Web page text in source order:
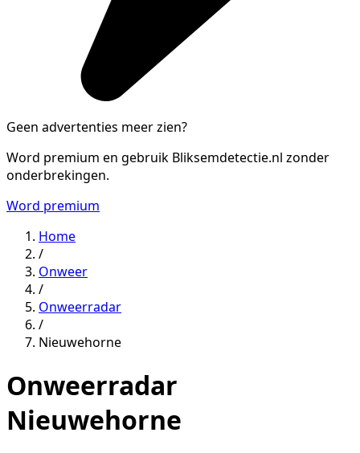
Geen advertenties meer zien?
Word premium en gebruik Bliksemdetectie.nl zonder
onderbrekingen.
Word premium
Home
/
Onweer
/
Onweerradar
/
Nieuwehorne
Onweerradar
Nieuwehorne